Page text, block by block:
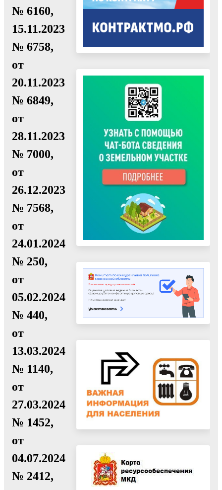
№ 6160,
15.11.2023
№ 6758,
от
20.11.2023
№ 6849,
от
28.11.2023
№ 7000,
от
26.12.2023
№ 7568,
от
24.01.2024
№ 250,
от
05.02.2024
№ 440,
от
13.03.2024
№ 1140,
от
27.03.2024
№ 1452,
от
04.07.2024
№ 2412,